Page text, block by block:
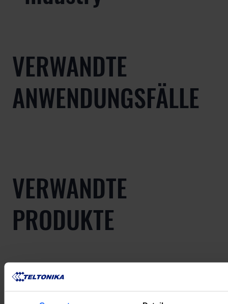
VERWANDTE
ANWENDUNGSFÄLLE
VERWANDTE
PRODUKTE
Mehr anzeigen